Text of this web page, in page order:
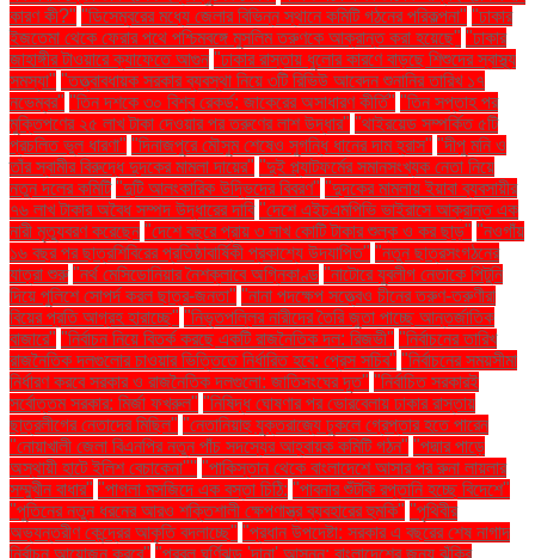
কারণ কী?" "ডিসেম্বরের মধ্যে জেলার বিভিন্ন স্থানে কমিটি গঠনের পরিকল্পনা" "ঢাকার
ইজতেমা থেকে ফেরার পথে পশ্চিমবঙ্গে মুসলিম তরুণকে আক্রান্ত করা হয়েছে" "ঢাকার
জাহাঙ্গীর টাওয়ারে ক্যাফেতে আগুন "ঢাকার রাস্তায় ধুলোর কারণে বাড়ছে শিশুদের স্বাস্থ্য
সমস্যা" "তত্ত্বাবধায়ক সরকার ব্যবস্থা নিয়ে ৩টি রিভিউ আবেদন শুনানির তারিখ ১৭
নভেম্বর" "তিন দশকে ৩০ বিশ্ব রেকর্ড: জাকেরের অসাধারণ কীর্তি" "তিন সপ্তাহ পর
মুক্তিপণের ২৫ লাখ টাকা দেওয়ার পর তরুণের লাশ উদ্ধার" "থাইরয়েড সম্পর্কিত ৫টি
প্রচলিত ভুল ধারণা" "দিনাজপুরে মৌসুম শেষেও সুগন্ধি ধানের দাম হ্রাস" "দীপু মনি ও
তাঁর স্বামীর বিরুদ্ধে দুদকের মামলা দায়ের" "দুই প্ল্যাটফর্মের সমানসংখ্যক নেতা নিয়ে
নতুন দলের কমিটি "দুটি আলংকারিক উদ্ভিদের বিবরণ" "দুদকের মামলায় ইয়াবা ব্যবসায়ীর
৭৬ লাখ টাকার অবৈধ সম্পদ উদ্ধারের দাবি "দেশে এইচএমপিভি ভাইরাসে আক্রান্ত এক
নারী মৃত্যুবরণ করেছেন "দেশে বছরে প্রায় ৩ লাখ কোটি টাকার শুল্ক ও কর ছাড়" "নওগাঁয়
১৬ বছর পর ছাত্রশিবিরের প্রতিষ্ঠাবার্ষিকী প্রকাশ্যে উদযাপিত" "নতুন ছাত্রসংগঠনের
যাত্রা শুরু "নর্থ মেসিডোনিয়ার নৈশক্লাবে অগ্নিকাণ্ড "নাটোরে যুবলীগ নেতাকে পিটুনি
দিয়ে পুলিশে সোপর্দ করল ছাত্র-জনতা" "নানা পদক্ষেপ সত্ত্বেও চীনের তরুণ-তরুণীরা
বিয়ের প্রতি আগ্রহ হারাচ্ছে" "নিভৃতপল্লির নারীদের তৈরি জুতা পাচ্ছে আন্তর্জাতিক
বাজারে" "নির্বাচন নিয়ে বিতর্ক করছে একটি রাজনৈতিক দল: রিজভী" "নির্বাচনের তারিখ
রাজনৈতিক দলগুলোর চাওয়ার ভিত্তিতে নির্ধারিত হবে: প্রেস সচিব" "নির্বাচনের সময়সীমা
নির্ধারণ করবে সরকার ও রাজনৈতিক দলগুলো: জাতিসংঘের দূত" "নির্বাচিত সরকারই
সর্বোত্তম সরকার: মির্জা ফখরুল" "নিষিদ্ধ ঘোষণার পর ভোরবেলায় ঢাকার রাস্তায়
ছাত্রলীগের নেতাদের মিছিল" "নেতানিয়াহু যুক্তরাজ্যে ঢুকলে গ্রেপ্তার হতে পারেন
"নোয়াখালী জেলা বিএনপির নতুন পাঁচ সদস্যের আহ্বায়ক কমিটি গঠন" "পদ্মার পাড়ে
অস্থায়ী হাটে ইলিশ বেচাকেনা"'' "পাকিস্তান থেকে বাংলাদেশে আসার পর রুনা লায়লার
সম্মুখীন বাধার" "পাগলা মসজিদে এক বস্তা চিঠি: "পাবনার শুঁটকি রপ্তানি হচ্ছে বিদেশে"
"পুতিনের নতুন ধরনের আরও শক্তিশালী ক্ষেপণাস্ত্র ব্যবহারের হুমকি" "পৃথিবীর
অভ্যন্তরীণ কেন্দ্রের আকৃতি বদলাচ্ছে" "প্রধান উপদেষ্টা: সরকার এ বছরের শেষ নাগাদ
নির্বাচন আয়োজন করবে" "প্রবল ঘূর্ণিঝড় 'দানা' আসন্ন: বাংলাদেশের জন্য ঝুঁকির